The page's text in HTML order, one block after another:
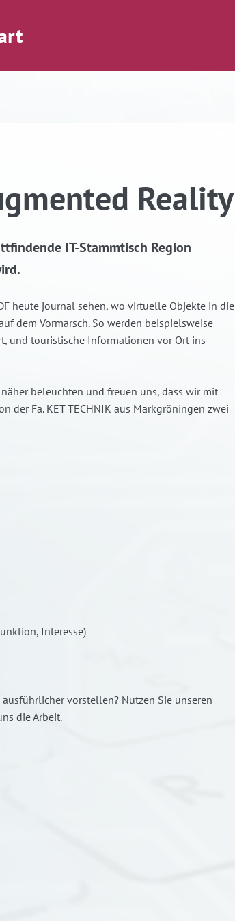
Reality
IT-Stammtisch Region
heute journal sehen, wo virtuelle Objekte in die
dem Vormarsch. So werden beispielsweise
und touristische Informationen vor Ort ins
beleuchten und freuen uns, dass wir mit
der Fa. KET TECHNIK aus Markgröningen zwei
Interesse)
vorstellen? Nutzen Sie unseren
die Arbeit.